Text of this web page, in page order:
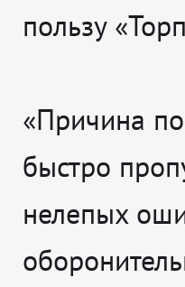
пользу
«Причина
быстро
нелепых